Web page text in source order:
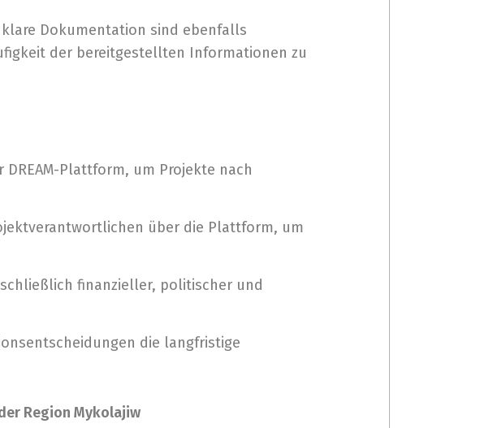
Dokumentation sind ebenfalls
der bereitgestellten Informationen zu
Plattform, um Projekte nach
über die Plattform, um
finanzieller, politischer und
die langfristige
Region Mykolajiw